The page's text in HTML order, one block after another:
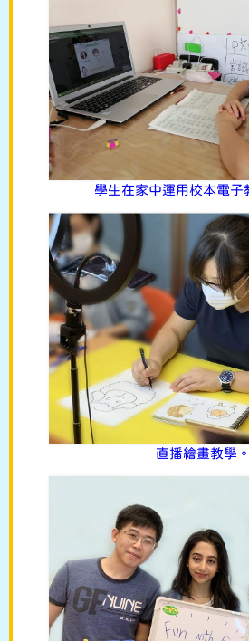
學生在家中運用校本電子
直播繪畫教學。